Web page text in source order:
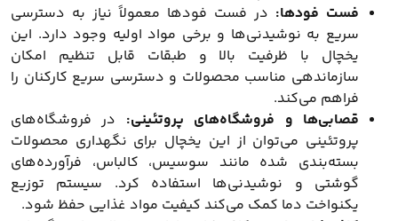
فست فودها: در فست فودها معمولاً نیاز به دسترسی
سریع به نوشیدنی‌ها و برخی مواد اولیه وجود دارد. این
یخچال با ظرفیت بالا و طبقات قابل تنظیم امکان
سازماندهی مناسب محصولات و دسترسی سریع کارکنان را
فراهم می‌کند.
قصابی‌ها و فروشگاه‌های پروتئینی: در فروشگاه‌های
پروتئینی می‌توان از این یخچال برای نگهداری محصولات
بسته‌بندی شده مانند سوسیس، کالباس، فرآورده‌های
گوشتی و نوشیدنی‌ها استفاده کرد. سیستم توزیع
یکنواخت دما کمک می‌کند کیفیت مواد غذایی حفظ شود.